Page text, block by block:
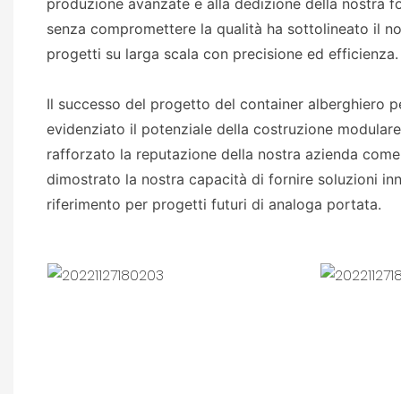
senza compromettere la qualità ha sottolineato il
progetti su larga scala con precisione ed efficienza.
Il successo del progetto del container alberghiero
evidenziato il potenziale della costruzione
rafforzato la reputazione della nostra azienda
dimostrato la nostra capacità di fornire soluzioni
riferimento per progetti futuri di analoga portata.